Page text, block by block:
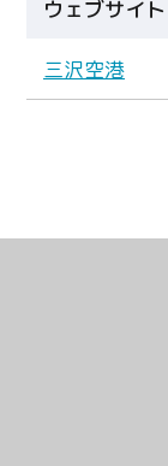
ウェブサイト
三沢空港